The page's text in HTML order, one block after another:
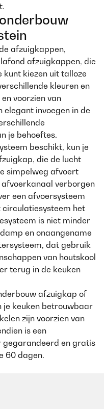
afzuigkappen,
afzuigkappen, die
kunt kiezen uit talloze
kleuren en
voorzien van
invoegen in de
je behoeftes.
beschikt, kun je
die de lucht
simpelweg afvoert
verborgen
een afvoersysteem
circulatiesysteem het
is niet minder
en onaangename
dat gebruik
van houtskool
terug in de keuken
afzuigkap of
je keuken betrouwbaar
zijn voorzien van
is een
en gratis
60 dagen.